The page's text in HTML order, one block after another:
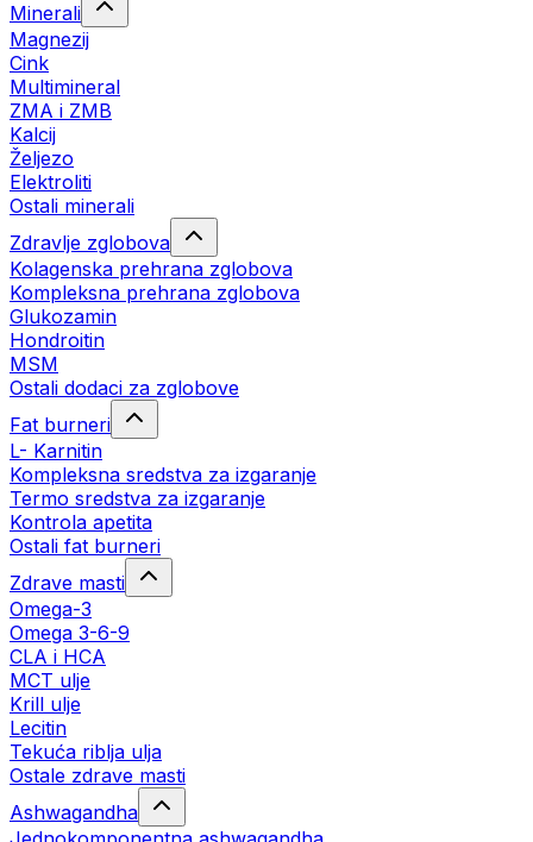
Minerali
Magnezij
Cink
Multimineral
ZMA i ZMB
Kalcij
Željezo
Elektroliti
Ostali minerali
Zdravlje zglobova
Kolagenska prehrana zglobova
Kompleksna prehrana zglobova
Glukozamin
Hondroitin
MSM
Ostali dodaci za zglobove
Fat burneri
L- Karnitin
Kompleksna sredstva za izgaranje
Termo sredstva za izgaranje
Kontrola apetita
Ostali fat burneri
Zdrave masti
Omega-3
Omega 3-6-9
CLA i HCA
MCT ulje
Krill ulje
Lecitin
Tekuća riblja ulja
Ostale zdrave masti
Ashwagandha